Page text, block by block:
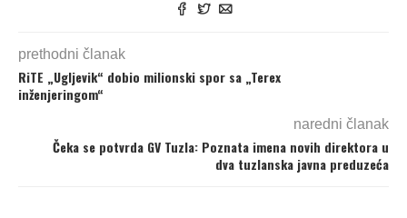
prethodni članak
RiTE „Ugljevik“ dobio milionski spor sa „Terex
inženjeringom“
naredni članak
Čeka se potvrda GV Tuzla: Poznata imena novih direktora u
dva tuzlanska javna preduzeća